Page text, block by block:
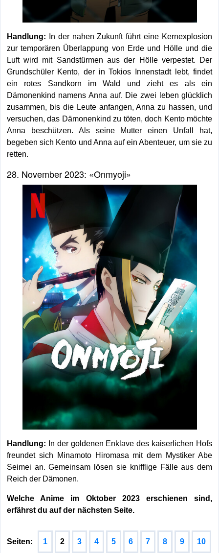
Handlung: In der nahen Zukunft führt eine Kernexplosion
zur temporären Überlappung von Erde und Hölle und die
Luft wird mit Sandstürmen aus der Hölle verpestet. Der
Grundschüler Kento, der in Tokios Innenstadt lebt, findet
ein rotes Sandkorn im Wald und zieht es als ein
Dämonenkind namens Anna auf. Die zwei leben glücklich
zusammen, bis die Leute anfangen, Anna zu hassen, und
versuchen, das Dämonenkind zu töten, doch Kento möchte
Anna beschützen. Als seine Mutter einen Unfall hat,
begeben sich Kento und Anna auf ein Abenteuer, um sie zu
retten.
28. November 2023: «Onmyoji»
Handlung: In der goldenen Enklave des kaiserlichen Hofs
freundet sich Minamoto Hiromasa mit dem Mystiker Abe
Seimei an. Gemeinsam lösen sie knifflige Fälle aus dem
Reich der Dämonen.
Welche Anime im Oktober 2023 erschienen sind,
erfährst du auf der nächsten Seite.
Seiten: 1 2 3 4 5 6 7 8 9 10